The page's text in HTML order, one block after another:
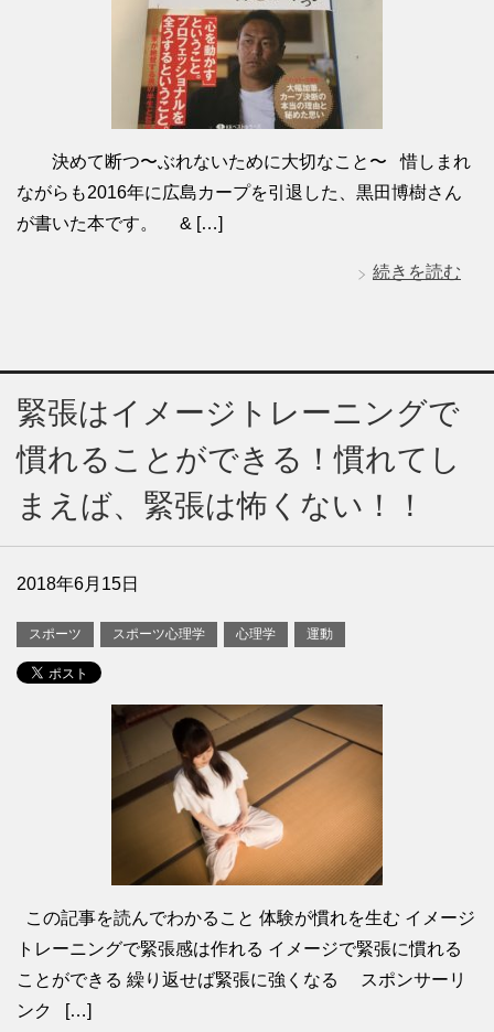
決めて断つ〜ぶれないために大切なこと〜 惜しまれ
ながらも2016年に広島カープを引退した、黒田博樹さん
が書いた本です。 & […]
続きを読む
緊張はイメージトレーニングで
慣れることができる！慣れてし
まえば、緊張は怖くない！！
2018年6月15日
スポーツ スポーツ心理学 心理学 運動
この記事を読んでわかること 体験が慣れを生む イメージ
トレーニングで緊張感は作れる イメージで緊張に慣れる
ことができる 繰り返せば緊張に強くなる スポンサーリ
ンク […]